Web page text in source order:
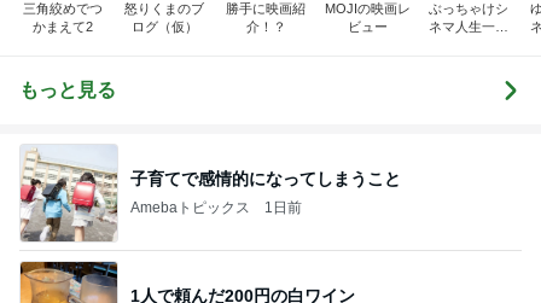
三角絞めでつ
かまえて2
怒りくまのブ
ログ（仮）
勝手に映画紹
介！？
MOJIの映画レ
ビュー
ぶっちゃけシ
ネマ人生一直
もっと見る
子育てで感情的になってしまうこと
Amebaトピックス 1日前
1人で頼んだ200円の白ワイン